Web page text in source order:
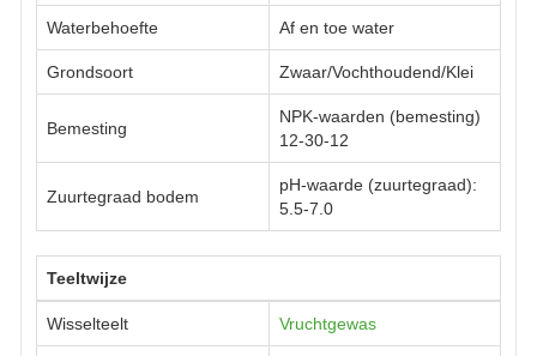
Waterbehoefte Af en toe water
Grondsoort Zwaar/Vochthoudend/Klei
Bemesting
NPK-waarden (bemesting)
12-30-12
Zuurtegraad bodem
pH-waarde (zuurtegraad):
5.5-7.0
Teeltwijze
Wisselteelt Vruchtgewas